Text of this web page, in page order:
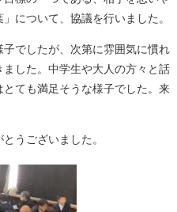
について、協議を行いました。
でしたが、次第に雰囲気に慣れ
した。中学生や大人の方々と話
ても満足そうな様子でした。来
うございました。